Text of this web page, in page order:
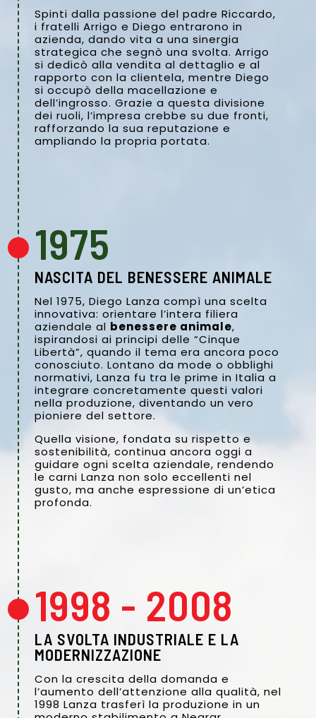
Spinti dalla passione del padre Riccardo,
i fratelli Arrigo e Diego entrarono in
azienda, dando vita a una sinergia
strategica che segnò una svolta. Arrigo
si dedicò alla vendita al dettaglio e al
rapporto con la clientela, mentre Diego
si occupò della macellazione e
dell’ingrosso. Grazie a questa divisione
dei ruoli, l’impresa crebbe su due fronti,
rafforzando la sua reputazione e
ampliando la propria portata.
1975
NASCITA DEL BENESSERE ANIMALE
Nel 1975, Diego Lanza compì una scelta
innovativa: orientare l’intera filiera
aziendale al benessere animale,
ispirandosi ai principi delle “Cinque
Libertà”, quando il tema era ancora poco
conosciuto. Lontano da mode o obblighi
normativi, Lanza fu tra le prime in Italia a
integrare concretamente questi valori
nella produzione, diventando un vero
pioniere del settore.
Quella visione, fondata su rispetto e
sostenibilità, continua ancora oggi a
guidare ogni scelta aziendale, rendendo
le carni Lanza non solo eccellenti nel
gusto, ma anche espressione di un’etica
profonda.
1998 - 2008
LA SVOLTA INDUSTRIALE E LA
MODERNIZZAZIONE
Con la crescita della domanda e
l’aumento dell’attenzione alla qualità, nel
1998 Lanza trasferì la produzione in un